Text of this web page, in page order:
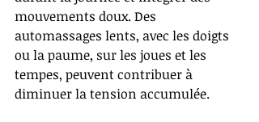
mouvements doux. Des
automassages lents, avec les doigts
ou la paume, sur les joues et les
tempes, peuvent contribuer à
diminuer la tension accumulée.